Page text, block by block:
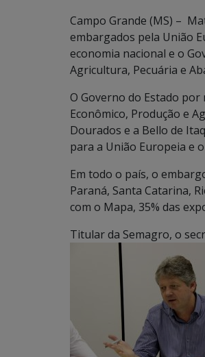
Campo Grande (MS) –
embargados pela União
economia nacional e o
Agricultura, Pecuária e
O Governo do Estado
Econômico, Produção e
Dourados e a Bello de
para a União Europeia e
Em todo o país, o
Paraná, Santa Catarina,
com o Mapa, 35% das
Titular da Semagro, o